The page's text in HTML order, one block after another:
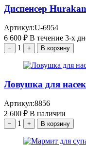
Диспенсер
Артикул:U-6954
6 600 ₽ В течение 3-х
− 1 + В корзину
Ловушка для
Артикул:8856
2 600 ₽ В наличии
− 1 + В корзину